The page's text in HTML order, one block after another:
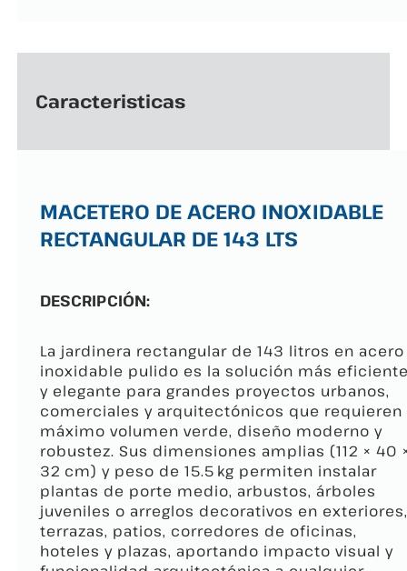
Caracteristicas
MACETERO DE ACERO INOXIDABLE
RECTANGULAR DE 143 LTS
DESCRIPCIÓN:
La jardinera rectangular de 143 litros en acero
inoxidable pulido es la solución más
y elegante para grandes proyectos urbanos,
comerciales y arquitectónicos que requieren
máximo volumen verde, diseño moderno y
robustez. Sus dimensiones amplias (112 × 40
32 cm) y peso de 15.5 kg permiten instalar
plantas de porte medio, arbustos, árboles
juveniles o arreglos decorativos en exteriores,
terrazas, patios, corredores de oficinas,
hoteles y plazas, aportando impacto visual y